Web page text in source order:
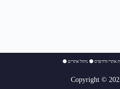
⚫ אתרי וורדפרס ⚫ניהול אתרים
Copyright ©